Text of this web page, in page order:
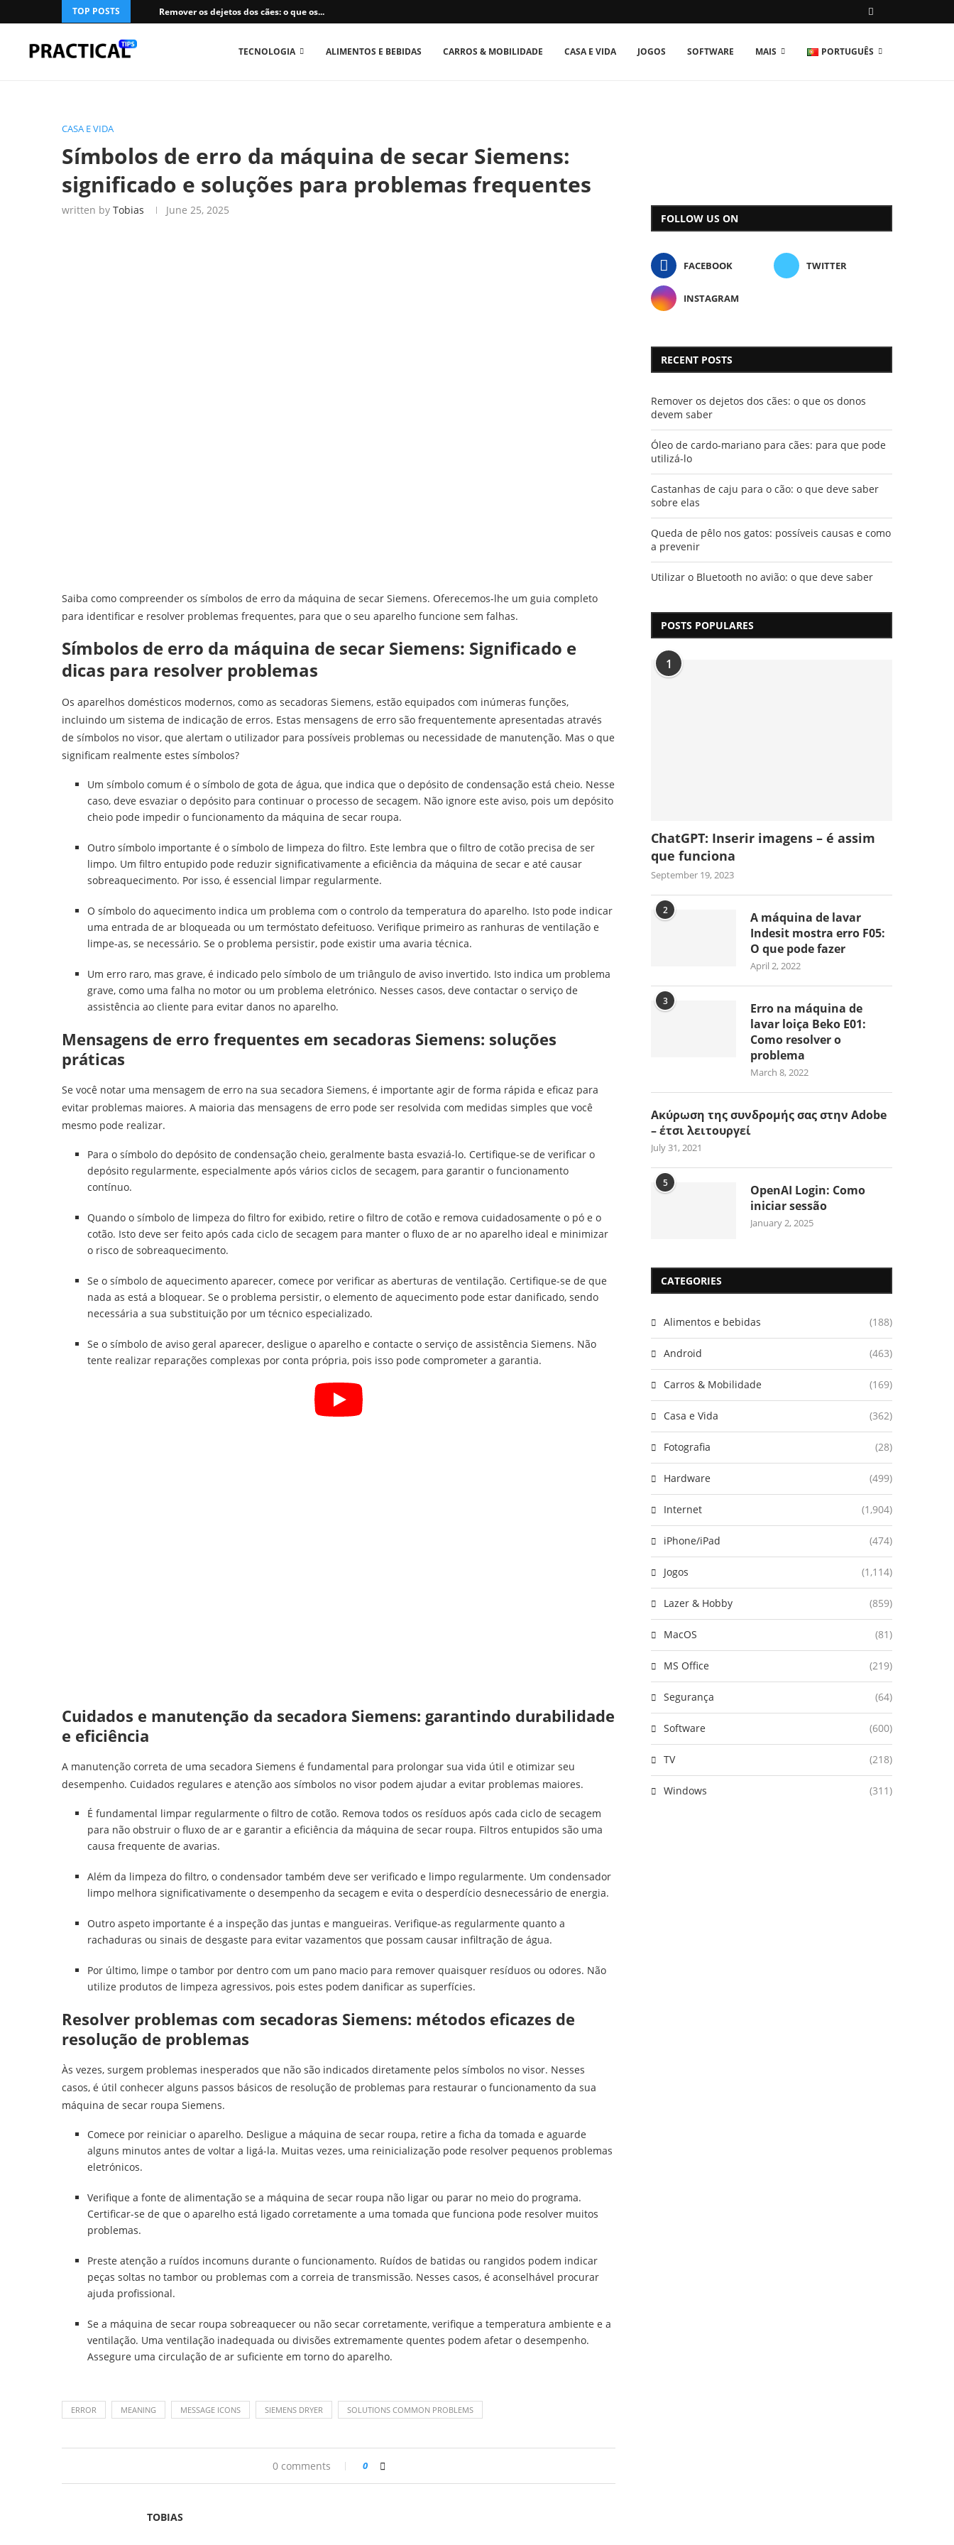
TOP POSTS Remover os dejetos dos cães: o que os...
TECNOLOGIA ALIMENTOS E BEBIDAS CARROS & MOBILIDADE CASA E VIDA JOGOS SOFTWARE MAIS PORTUGUÊS
CASA E VIDA
Símbolos de erro da máquina de secar Siemens:
significado e soluções para problemas frequentes
written by Tobias June 25, 2025
Saiba como compreender os símbolos de erro da máquina de secar Siemens. Oferecemos-lhe um guia completo
para identificar e resolver problemas frequentes, para que o seu aparelho funcione sem falhas.
Símbolos de erro da máquina de secar Siemens: Significado e
dicas para resolver problemas
Os aparelhos domésticos modernos, como as secadoras Siemens, estão equipados com inúmeras funções,
incluindo um sistema de indicação de erros. Estas mensagens de erro são frequentemente apresentadas através
de símbolos no visor, que alertam o utilizador para possíveis problemas ou necessidade de manutenção. Mas o que
significam realmente estes símbolos?
Um símbolo comum é o símbolo de gota de água, que indica que o depósito de condensação está cheio. Nesse
caso, deve esvaziar o depósito para continuar o processo de secagem. Não ignore este aviso, pois um depósito
cheio pode impedir o funcionamento da máquina de secar roupa.
Outro símbolo importante é o símbolo de limpeza do filtro. Este lembra que o filtro de cotão precisa de ser
limpo. Um filtro entupido pode reduzir significativamente a eficiência da máquina de secar e até causar
sobreaquecimento. Por isso, é essencial limpar regularmente.
O símbolo do aquecimento indica um problema com o controlo da temperatura do aparelho. Isto pode indicar
uma entrada de ar bloqueada ou um termóstato defeituoso. Verifique primeiro as ranhuras de ventilação e
limpe-as, se necessário. Se o problema persistir, pode existir uma avaria técnica.
Um erro raro, mas grave, é indicado pelo símbolo de um triângulo de aviso invertido. Isto indica um problema
grave, como uma falha no motor ou um problema eletrónico. Nesses casos, deve contactar o serviço de
assistência ao cliente para evitar danos no aparelho.
Mensagens de erro frequentes em secadoras Siemens: soluções
práticas
Se você notar uma mensagem de erro na sua secadora Siemens, é importante agir de forma rápida e eficaz para
evitar problemas maiores. A maioria das mensagens de erro pode ser resolvida com medidas simples que você
mesmo pode realizar.
Para o símbolo do depósito de condensação cheio, geralmente basta esvaziá-lo. Certifique-se de verificar o
depósito regularmente, especialmente após vários ciclos de secagem, para garantir o funcionamento
contínuo.
Quando o símbolo de limpeza do filtro for exibido, retire o filtro de cotão e remova cuidadosamente o pó e o
cotão. Isto deve ser feito após cada ciclo de secagem para manter o fluxo de ar no aparelho ideal e minimizar
o risco de sobreaquecimento.
Se o símbolo de aquecimento aparecer, comece por verificar as aberturas de ventilação. Certifique-se de que
nada as está a bloquear. Se o problema persistir, o elemento de aquecimento pode estar danificado, sendo
necessária a sua substituição por um técnico especializado.
Se o símbolo de aviso geral aparecer, desligue o aparelho e contacte o serviço de assistência Siemens. Não
tente realizar reparações complexas por conta própria, pois isso pode comprometer a garantia.
Cuidados e manutenção da secadora Siemens: garantindo durabilidade
e eficiência
A manutenção correta de uma secadora Siemens é fundamental para prolongar sua vida útil e otimizar seu
desempenho. Cuidados regulares e atenção aos símbolos no visor podem ajudar a evitar problemas maiores.
É fundamental limpar regularmente o filtro de cotão. Remova todos os resíduos após cada ciclo de secagem
para não obstruir o fluxo de ar e garantir a eficiência da máquina de secar roupa. Filtros entupidos são uma
causa frequente de avarias.
Além da limpeza do filtro, o condensador também deve ser verificado e limpo regularmente. Um condensador
limpo melhora significativamente o desempenho da secagem e evita o desperdício desnecessário de energia.
Outro aspeto importante é a inspeção das juntas e mangueiras. Verifique-as regularmente quanto a
rachaduras ou sinais de desgaste para evitar vazamentos que possam causar infiltração de água.
Por último, limpe o tambor por dentro com um pano macio para remover quaisquer resíduos ou odores. Não
utilize produtos de limpeza agressivos, pois estes podem danificar as superfícies.
Resolver problemas com secadoras Siemens: métodos eficazes de
resolução de problemas
Às vezes, surgem problemas inesperados que não são indicados diretamente pelos símbolos no visor. Nesses
casos, é útil conhecer alguns passos básicos de resolução de problemas para restaurar o funcionamento da sua
máquina de secar roupa Siemens.
Comece por reiniciar o aparelho. Desligue a máquina de secar roupa, retire a ficha da tomada e aguarde
alguns minutos antes de voltar a ligá-la. Muitas vezes, uma reinicialização pode resolver pequenos problemas
eletrónicos.
Verifique a fonte de alimentação se a máquina de secar roupa não ligar ou parar no meio do programa.
Certificar-se de que o aparelho está ligado corretamente a uma tomada que funciona pode resolver muitos
problemas.
Preste atenção a ruídos incomuns durante o funcionamento. Ruídos de batidas ou rangidos podem indicar
peças soltas no tambor ou problemas com a correia de transmissão. Nesses casos, é aconselhável procurar
ajuda profissional.
Se a máquina de secar roupa sobreaquecer ou não secar corretamente, verifique a temperatura ambiente e a
ventilação. Uma ventilação inadequada ou divisões extremamente quentes podem afetar o desempenho.
Assegure uma circulação de ar suficiente em torno do aparelho.
ERROR MEANING MESSAGE ICONS SIEMENS DRYER SOLUTIONS COMMON PROBLEMS
0 comments 0
TOBIAS
FOLLOW US ON
FACEBOOK TWITTER
INSTAGRAM
RECENT POSTS
Remover os dejetos dos cães: o que os donos
devem saber
Óleo de cardo-mariano para cães: para que pode
utilizá-lo
Castanhas de caju para o cão: o que deve saber
sobre elas
Queda de pêlo nos gatos: possíveis causas e como
a prevenir
Utilizar o Bluetooth no avião: o que deve saber
POSTS POPULARES
1
ChatGPT: Inserir imagens – é assim
que funciona
September 19, 2023
2
A máquina de lavar
Indesit mostra erro F05:
O que pode fazer
April 2, 2022
3
Erro na máquina de
lavar loiça Beko E01:
Como resolver o
problema
March 8, 2022
Ακύρωση της συνδρομής σας στην Adobe
– έτσι λειτουργεί
July 31, 2021
5
OpenAI Login: Como
iniciar sessão
January 2, 2025
CATEGORIES
Alimentos e bebidas (188)
Android (463)
Carros & Mobilidade (169)
Casa e Vida (362)
Fotografia (28)
Hardware (499)
Internet (1,904)
iPhone/iPad (474)
Jogos (1,114)
Lazer & Hobby (859)
MacOS (81)
MS Office (219)
Segurança (64)
Software (600)
TV (218)
Windows (311)